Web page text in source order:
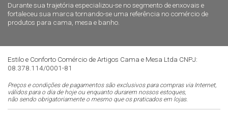
Durante sua trajetória especializou-se no segmento de enxovais e
fortaleceu sua marca tornando-se uma referência no comércio de
produtos para cama, mesa e banho.
Estilo e Conforto Comércio de Artigos Cama e Mesa Ltda CNPJ:
08.378.114/0001-81
Preços e condições de pagamentos são exclusivos para compras via Internet,
válidos para o dia de hoje ou enquanto durarem nossos estoques,
não sendo obrigatoriamente o mesmo que os praticados em lojas.